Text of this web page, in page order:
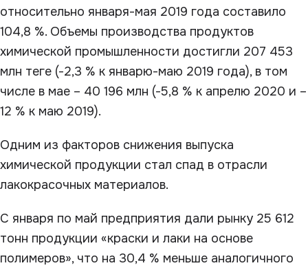
относительно января-мая 2019 года составило
104,8 %. Объемы производства продуктов
химической промышленности достигли 207 453
млн теге (-2,3 % к январю-маю 2019 года), в том
числе в мае – 40 196 млн (-5,8 % к апрелю 2020 и –
12 % к маю 2019).
Одним из факторов снижения выпуска
химической продукции стал спад в отрасли
лакокрасочных материалов.
С января по май предприятия дали рынку 25 612
тонн продукции «краски и лаки на основе
полимеров», что на 30,4 % меньше аналогичного